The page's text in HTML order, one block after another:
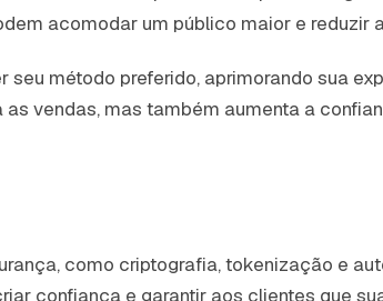
acomodar um público maior e reduzir
método preferido, aprimorando sua
vendas, mas também aumenta a
como criptografia, tokenização e
confiança e garantir aos clientes que